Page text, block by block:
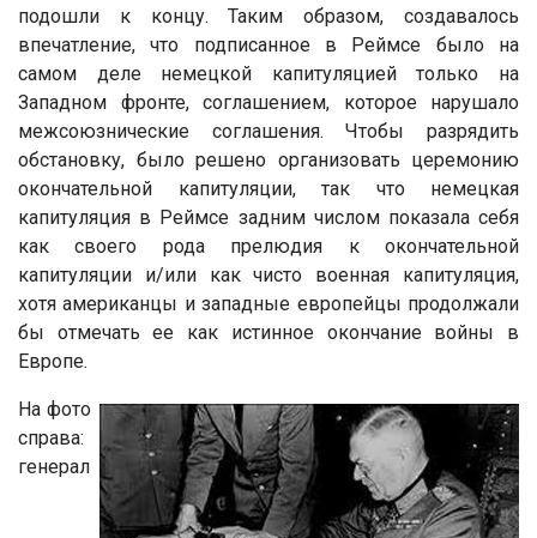
подошли к концу. Таким образом, создавалось
впечатление, что подписанное в Реймсе было на
самом деле немецкой капитуляцией только на
Западном фронте, соглашением, которое нарушало
межсоюзнические соглашения. Чтобы разрядить
обстановку, было решено организовать церемонию
окончательной капитуляции, так что немецкая
капитуляция в Реймсе задним числом показала себя
как своего рода прелюдия к окончательной
капитуляции и/или как чисто военная капитуляция,
хотя американцы и западные европейцы продолжали
бы отмечать ее как истинное окончание войны в
Европе.
На фото
справа:
генерал